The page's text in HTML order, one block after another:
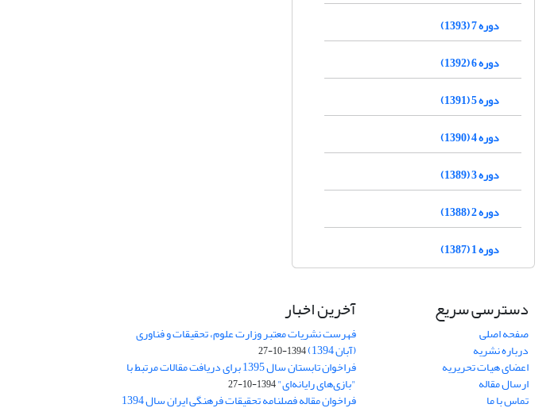
دوره 7 (1393)
دوره 6 (1392)
دوره 5 (1391)
دوره 4 (1390)
دوره 3 (1389)
دوره 2 (1388)
دوره 1 (1387)
دسترسی سریع
صفحه اصلی
درباره نشریه
اعضای هیات تحریریه
ارسال مقاله
تماس با ما
آخرین اخبار
فهرست نشریات معتبر وزارت علوم، تحقیقات و فناوری
(آبان 1394) 1394-10-27
فراخوان تابستان سال 1395 برای دریافت مقالات مرتبط با
"بازی‌های رایانه‌ای"1394-10-27
فراخوان مقاله فصلنامه تحقیقات فرهنگی ایران سال 1394